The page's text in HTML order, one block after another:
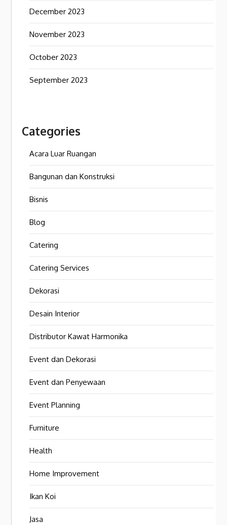
December 2023
November 2023
October 2023
September 2023
Categories
Acara Luar Ruangan
Bangunan dan Konstruksi
Bisnis
Blog
Catering
Catering Services
Dekorasi
Desain Interior
Distributor Kawat Harmonika
Event dan Dekorasi
Event dan Penyewaan
Event Planning
Furniture
Health
Home Improvement
Ikan Koi
Jasa